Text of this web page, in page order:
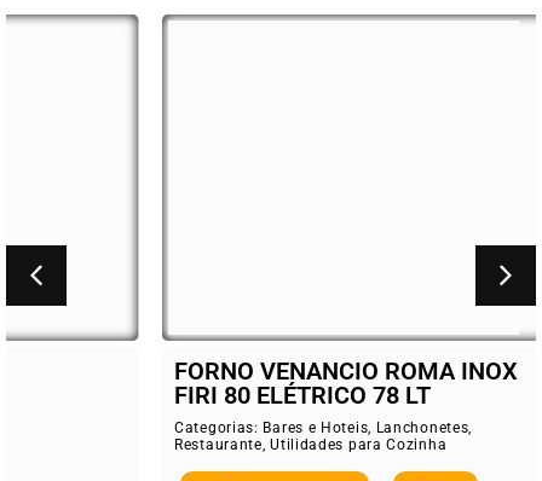
FORNO VENANCIO ROMA INOX
FIRI 80 ELÉTRICO 78 LT
Bares e Hoteis,Lanchonetes,
Utilidades para Cozinha